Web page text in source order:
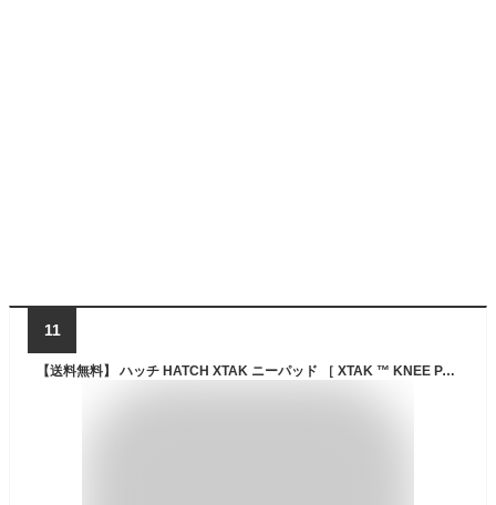
11
【送料無料】 ハッチ HATCH XTAK ニーパッド ［ XTAK ™ KNEE PADS ］ サバゲー ミリタリー アウトドア 実物 装備 軍用 ミリタリーグッズ サバゲー グッズ パーツ US直輸入 並行輸入品